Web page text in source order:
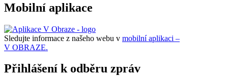
Mobilní aplikace
Sledujte informace z našeho webu v mobilní aplikaci –
V OBRAZE.
Přihlášení k odběru zpráv